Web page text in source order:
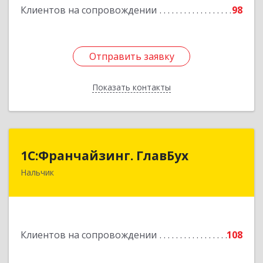
Клиентов на сопровождении 98
Отправить заявку
Показать контакты
Отправить заявку
Назад
1С:Франчайзинг. ГлавБух
Нальчик
Клиентов на сопровождении 108
1С:Франчайзинг. ГлавБух
360000, Кабардино-Балкарская Респ, Нальчик г,